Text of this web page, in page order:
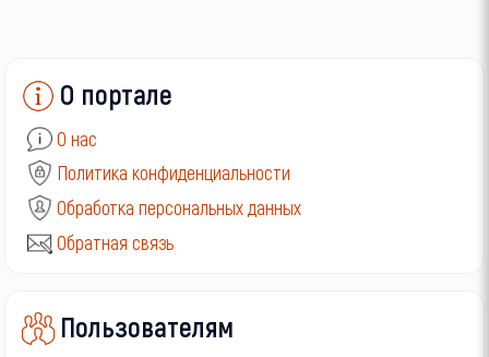
О портале
О нас
Политика конфиденциальности
Обработка персональных данных
Обратная связь
Пользователям